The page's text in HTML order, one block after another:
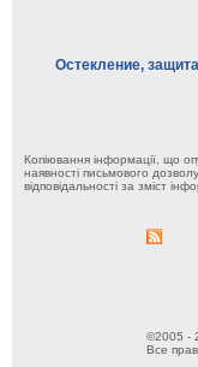
Остекление,
Копіювання інформації, що
наявності письмового
відповідальності за зміст
©2005 -
Все